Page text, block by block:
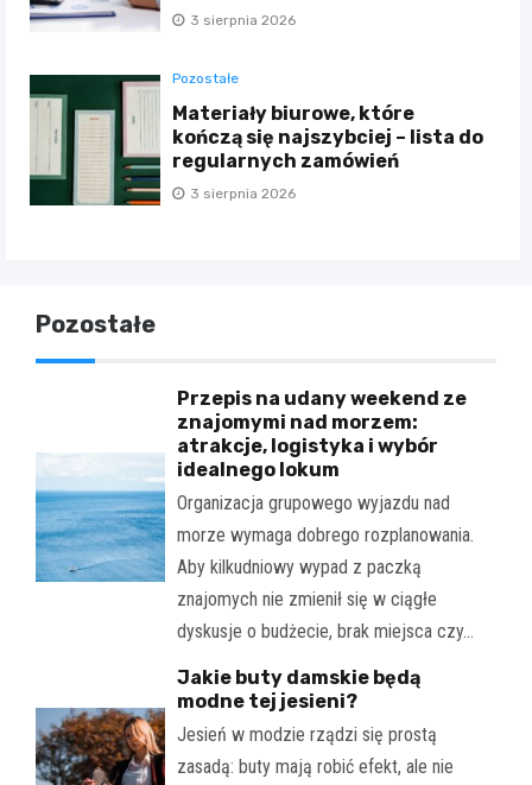
3 sierpnia 2026
Pozostałe
Materiały biurowe, które
kończą się najszybciej – lista do
regularnych zamówień
3 sierpnia 2026
Pozostałe
Przepis na udany weekend ze
znajomymi nad morzem:
atrakcje, logistyka i wybór
idealnego lokum
Organizacja grupowego wyjazdu nad
morze wymaga dobrego rozplanowania.
Aby kilkudniowy wypad z paczką
znajomych nie zmienił się w ciągłe
dyskusje o budżecie, brak miejsca czy…
Jakie buty damskie będą
modne tej jesieni?
Jesień w modzie rządzi się prostą
zasadą: buty mają robić efekt, ale nie